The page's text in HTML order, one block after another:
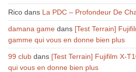
Ricodans La PDC – Profondeur De
damana gamedans [Test Terrain]
gamme qui vous en donne bien plus
99 clubdans [Test Terrain] Fujifilm X-
qui vous en donne bien plus